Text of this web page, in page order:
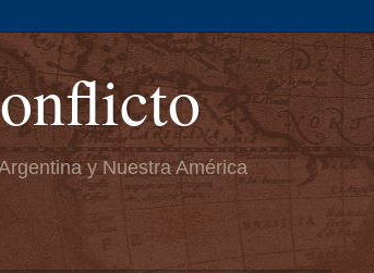
y Nuestra América